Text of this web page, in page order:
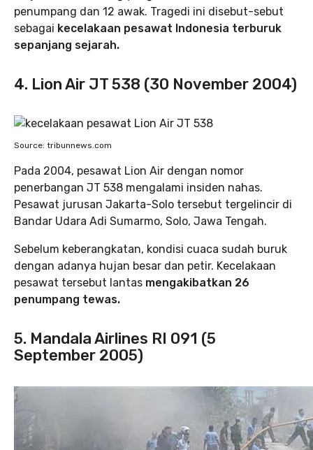
penumpang dan 12 awak. Tragedi ini disebut-sebut
sebagai kecelakaan pesawat Indonesia terburuk
sepanjang sejarah.
4. Lion Air JT 538 (30 November 2004)
Source: tribunnews.com
Pada 2004, pesawat Lion Air dengan nomor
penerbangan JT 538 mengalami insiden nahas.
Pesawat jurusan Jakarta-Solo tersebut tergelincir di
Bandar Udara Adi Sumarmo, Solo, Jawa Tengah.
Sebelum keberangkatan, kondisi cuaca sudah buruk
dengan adanya hujan besar dan petir. Kecelakaan
pesawat tersebut lantas mengakibatkan 26
penumpang tewas.
5. Mandala Airlines RI 091 (5
September 2005)